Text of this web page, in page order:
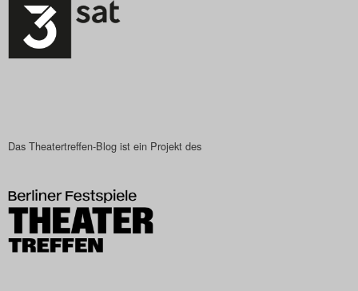
Das Theatertreffen-Blog ist ein Projekt des